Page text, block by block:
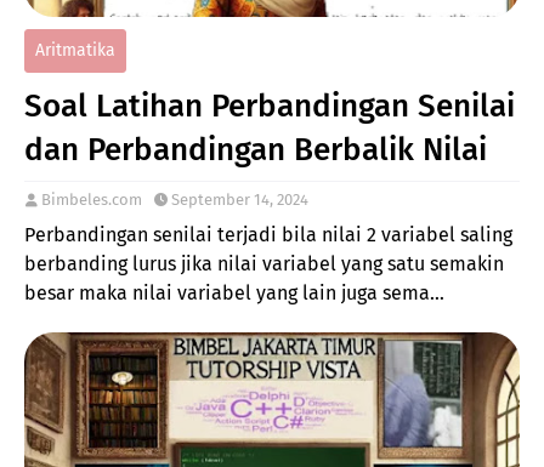
Aritmatika
Soal Latihan Perbandingan Senilai
dan Perbandingan Berbalik Nilai
Bimbeles.com September 14, 2024
Perbandingan senilai terjadi bila nilai 2 variabel saling
berbanding lurus jika nilai variabel yang satu semakin
besar maka nilai variabel yang lain juga sema…